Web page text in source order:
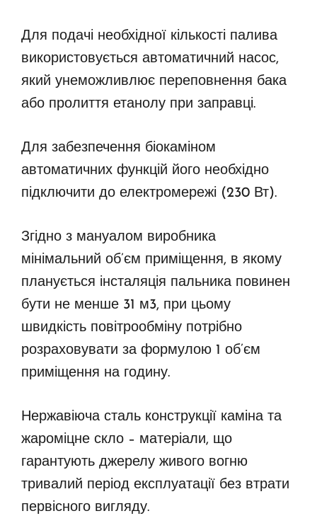
Для подачі необхідної кількості палива
використовується автоматичний насос,
який унеможливлює переповнення бака
або пролиття етанолу при заправці.
Для забезпечення біокаміном
автоматичних функцій його необхідно
підключити до електромережі (230 Вт).
Згідно з мануалом виробника
мінімальний об’єм приміщення, в якому
планується інсталяція пальника повинен
бути не менше 31 м3, при цьому
швидкість повітрообміну потрібно
розраховувати за формулою 1 об’єм
приміщення на годину.
Нержавіюча сталь конструкції каміна та
жароміцне скло – матеріали, що
гарантують джерелу живого вогню
тривалий період експлуатації без втрати
первісного вигляду.